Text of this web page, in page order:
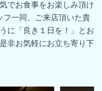
でお食事をお楽しみ頂け
フ一同、ご来店頂いた貴
に「良き１日を！」とお
非お気軽にお立ち寄り下